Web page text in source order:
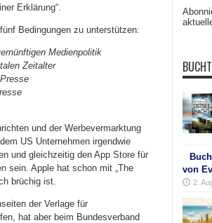
Erklärung“.
Bedingungen zu unterstützen:
Medienpolitik
Zeitalter
und der Werbevermarktung
US Unternehmen irgendwie
und gleichzeitig den App Store für
sein. Apple hat schon mit „The
brüchig ist.
der Verlage für
hat aber beim Bundesverband
von
2.